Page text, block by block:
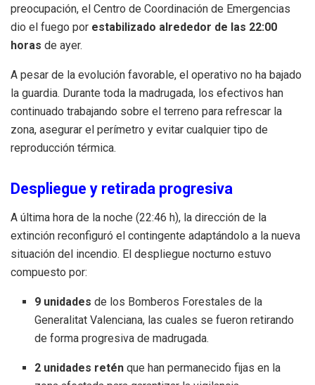
preocupación, el Centro de Coordinación de Emergencias
dio el fuego por estabilizado alrededor de las 22:00
horas de ayer.
A pesar de la evolución favorable, el operativo no ha bajado
la guardia. Durante toda la madrugada, los efectivos han
continuado trabajando sobre el terreno para refrescar la
zona, asegurar el perímetro y evitar cualquier tipo de
reproducción térmica.
Despliegue y retirada progresiva
A última hora de la noche (22:46 h), la dirección de la
extinción reconfiguró el contingente adaptándolo a la nueva
situación del incendio. El despliegue nocturno estuvo
compuesto por:
9 unidades de los Bomberos Forestales de la
Generalitat Valenciana, las cuales se fueron retirando
de forma progresiva de madrugada.
2 unidades retén que han permanecido fijas en la